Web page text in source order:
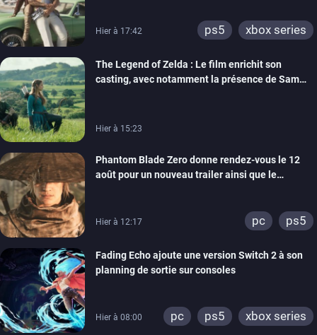
Hier à 17:42 ps5 xbox series
The Legend of Zelda : Le film enrichit son
casting, avec notamment la présence de Sam
Hier à 15:23
Phantom Blade Zero donne rendez-vous le 12
août pour un nouveau trailer ainsi que le
Hier à 12:17 pc ps5
Fading Echo ajoute une version Switch 2 à son
planning de sortie sur consoles
Hier à 08:00 pc ps5 xbox series